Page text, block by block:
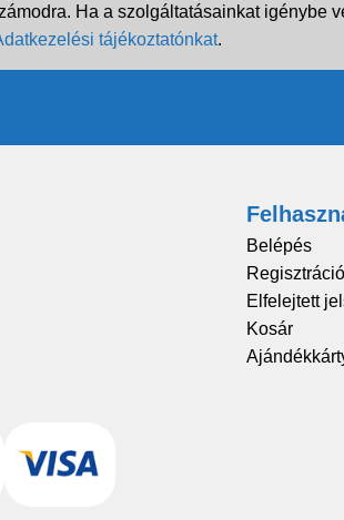
Ha a szolgáltatásainkat igénybe
tájékoztatónkat.
Belépés
Regisztráció
Elfelejtett
Kosár